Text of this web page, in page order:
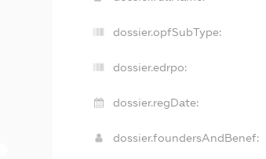
dossier.opfSubType:
dossier.edrpo:
dossier.regDate:
dossier.foundersAndBenef: